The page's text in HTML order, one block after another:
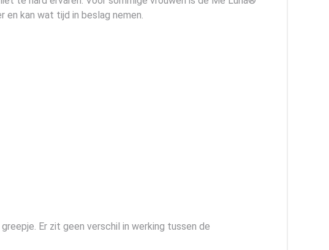
kan wat tijd in beslag nemen.
Er zit geen verschil in werking tussen de